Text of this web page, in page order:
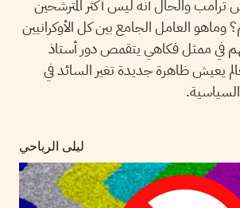
ترامب والحال أنه ليس أكثر المترشحين
وماهو العامل الجامع بين كل الأوكرانيين
في ممثل فكاهي يتقمص دور أستاذ
يعيش ظاهرة جديدة تغير السائد في
السياسية.
ليلى الرياحي